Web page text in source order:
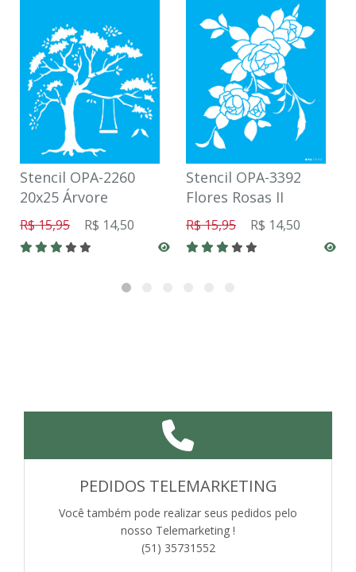
Stencil OPA-2260
20x25 Árvore
R$ 15,95 R$ 14,50
Stencil OPA-3392
Flores Rosas II
R$ 15,95 R$ 14,50
PEDIDOS TELEMARKETING
Você também pode realizar seus pedidos pelo
nosso Telemarketing !
(51) 35731552